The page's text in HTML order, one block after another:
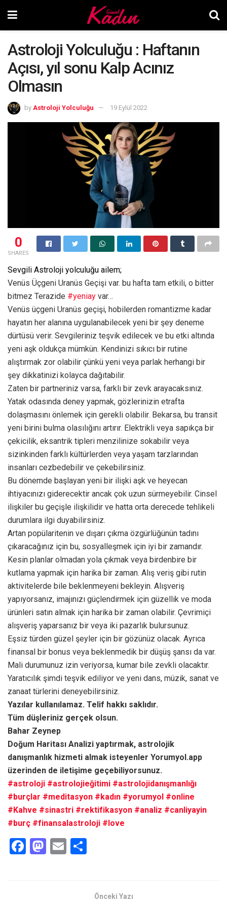
Astroloji Yolculuğu : Haftanın
Açısı, yıl sonu Kalp Acınız
Olmasın
by Astroloji Yolculuğu 19 Eylül 2022
0
SHARES
Sevgili Astroloji yolculuğu ailem;
Venüs Üçgeni Uranüs Geçişi var. bu hafta tam etkili, o bitter
bitmez Terazide #yeniay var…
Venüs üçgeni Uranüs geçişi, hobilerden romantizme kadar
hayatın her alanına uygulanabilecek yeni bir şey deneme
dürtüsü verir. Sevgileriniz teşvik edilecek ve bu etki altında
yeni aşk oldukça mümkün. Kendinizi sıkıcı bir rutine
alıştırmak zor olabilir çünkü yeni veya parlak herhangi bir
şey dikkatinizi kolayca dağıtabilir.
Zaten bir partneriniz varsa, farklı bir zevk arayacaksınız.
Yatak odasında deney yapmak, gözlerinizin etrafta
dolaşmasını önlemek için gerekli olabilir. Bekarsa, bu transit
yeni birini bulma olasılığını artırır. Elektrikli veya sapıkça bir
çekicilik, eksantrik tipleri menzilinize sokabilir veya
sizinkinden farklı kültürlerden veya yaşam tarzlarından
insanları cezbedebilir ve çekebilirsiniz.
Bu dönemde başlayan yeni bir ilişki aşk ve heyecan
ihtiyacınızı giderecektir ancak çok uzun sürmeyebilir. Cinsel
ilişkiler bu geçişle ilişkilidir ve hatta orta derecede tehlikeli
durumlara ilgi duyabilirsiniz.
Artan popülaritenin ve dışarı çıkma özgürlüğünün tadını
çıkaracağınız için bu, sosyalleşmek için iyi bir zamandır.
Kesin planlar olmadan yola çıkmak veya birdenbire bir
kutlama yapmak için harika bir zaman. Alış veriş gibi rutin
aktivitelerde bile beklenmeyeni bekleyin. Alışveriş
yapıyorsanız, imajınızı güçlendirmek için güzellik ve moda
ürünleri satın almak için harika bir zaman olabilir. Çevrimiçi
alışveriş yaparsanız bir veya iki pazarlık bulursunuz.
Eşsiz türden güzel şeyler için bir gözünüz olacak. Ayrıca
finansal bir bonus veya beklenmedik bir düşüş şansı da var.
Mali durumunuz izin veriyorsa, kumar bile zevkli olacaktır.
Yaratıcılık şimdi teşvik ediliyor ve yeni dans, müzik, sanat ve
zanaat türlerini deneyebilirsiniz.
Yazılar kullanılamaz. Telif hakkı saklıdır.
Tüm düşleriniz gerçek olsun.
Bahar Zeynep
Doğum Haritası Analizi yaptırmak, astrolojik
danışmanlık hizmeti almak isteyenler Yorumyol.app
üzerinden de iletişime geçebiliyorsunuz.
#astroloji #astrolojieğitimi #astrolojidanışmanlığı
#burçlar #meditasyon #kadın #yorumyol #online
#Kahve #sinastri #rektifikasyon #analiz #canliyayin
#burç #finansalastroloji #love
F
M E
Önceki Yazı